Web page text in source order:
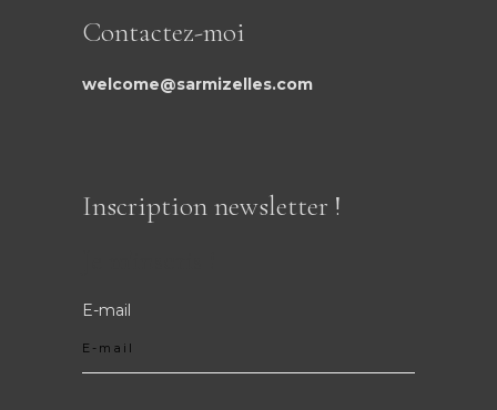
Contactez-moi
welcome@sarmizelles.com
Inscription newsletter !
E-mail